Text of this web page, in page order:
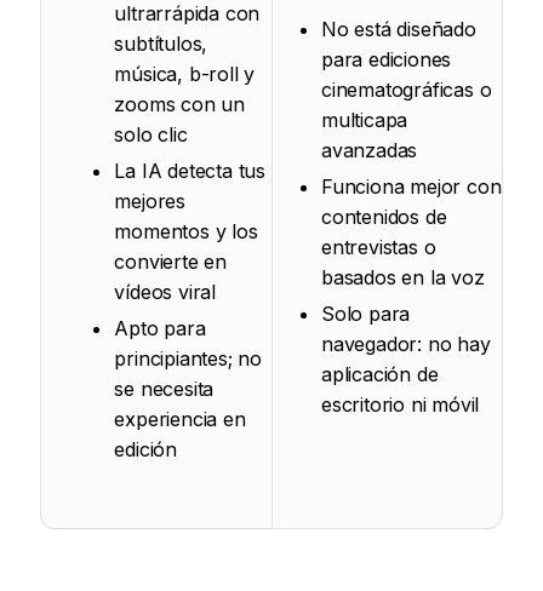
ultrarrápida con
subtítulos,
música, b-roll y
zooms con un
solo clic
La IA detecta tus
mejores
momentos y los
convierte en
vídeos viral
Apto para
principiantes; no
se necesita
experiencia en
edición
No está diseñado
para ediciones
cinematográficas o
multicapa
avanzadas
Funciona mejor con
contenidos de
entrevistas o
basados en la voz
Solo para
navegador: no hay
aplicación de
escritorio ni móvil